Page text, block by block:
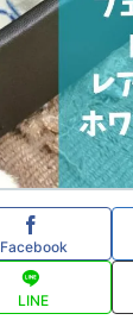
Facebook
LINE